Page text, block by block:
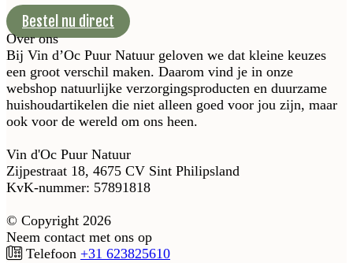
Bestel nu direct
Over ons
Bij Vin d’Oc Puur Natuur geloven we dat kleine keuzes
een groot verschil maken. Daarom vind je in onze
webshop natuurlijke verzorgingsproducten en duurzame
huishoudartikelen die niet alleen goed voor jou zijn, maar
ook voor de wereld om ons heen.
Vin d'Oc Puur Natuur
Zijpestraat 18, 4675 CV Sint Philipsland
KvK-nummer: 57891818
© Copyright 2026
Neem contact met ons op
Telefoon +31 623825610